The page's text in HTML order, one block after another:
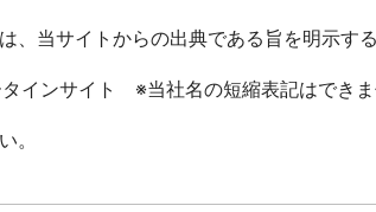
、当サイトからの出典である旨を明示す
インサイト ※当社名の短縮表記はできま
。